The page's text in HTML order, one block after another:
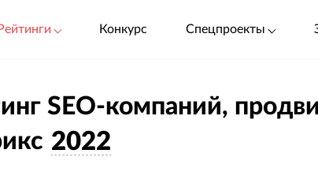
Конкурс Спецпроекты
SEO-компаний,
2022